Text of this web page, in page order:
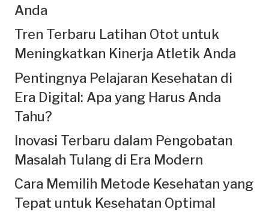
Anda
Tren Terbaru Latihan Otot untuk
Meningkatkan Kinerja Atletik Anda
Pentingnya Pelajaran Kesehatan di
Era Digital: Apa yang Harus Anda
Tahu?
Inovasi Terbaru dalam Pengobatan
Masalah Tulang di Era Modern
Cara Memilih Metode Kesehatan yang
Tepat untuk Kesehatan Optimal